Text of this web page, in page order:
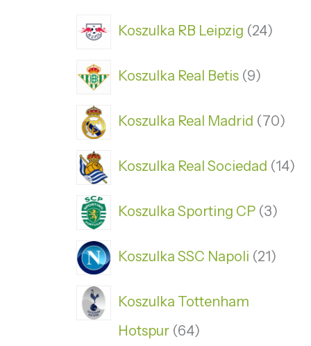
Koszulka RB Leipzig 24
Koszulka Real Betis 9
Koszulka Real Madrid 70
Koszulka Real Sociedad 14
Koszulka Sporting CP 3
Koszulka SSC Napoli 21
Koszulka Tottenham
Hotspur 64